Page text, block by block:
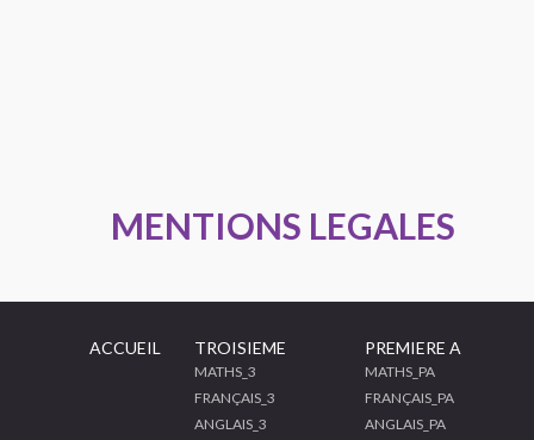
MENTIONS LEGALES
ACCUEIL TROISIEME
MATHS_3
FRANÇAIS_3
ANGLAIS_3
PREMIERE A
MATHS_PA
FRANÇAIS_PA
ANGLAIS_PA